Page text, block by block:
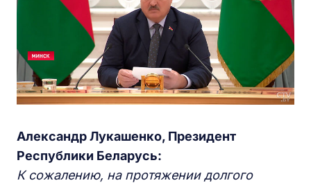
Александр Лукашенко, Президент
Республики Беларусь:
К сожалению, на протяжении долгого